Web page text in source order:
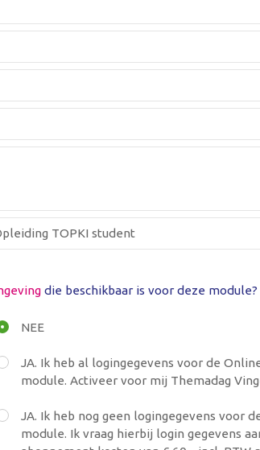
die beschikbaar is voor deze module?
NEE
JA. Ik heb al logingegevens voor de
module. Activeer voor mij Themadag
JA. Ik heb nog geen logingegevens voor
module. Ik vraag hierbij login gegevens